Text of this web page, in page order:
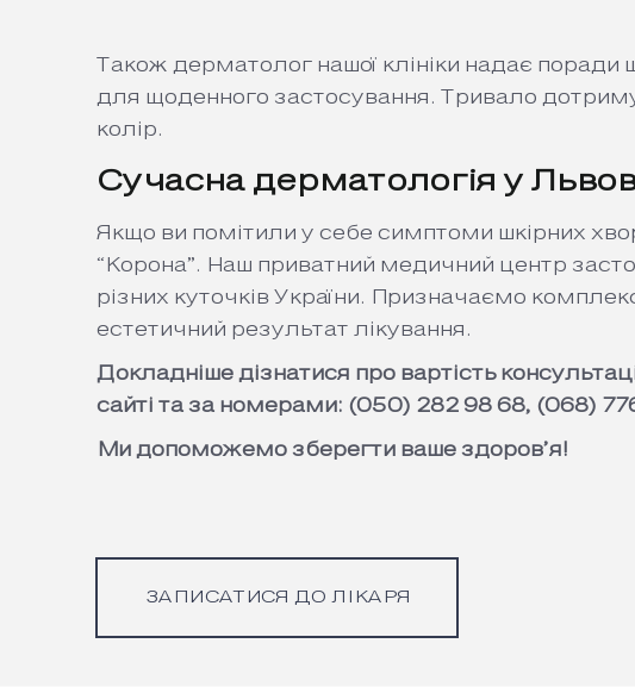
Також дерматолог нашої клініки надає поради
для щоденного застосування. Тривало
колір.
Сучасна дерматологія у Львові
Якщо ви помітили у себе симптоми шкірних
“Корона”. Наш приватний медичний центр
різних куточків України. Призначаємо
естетичний результат лікування.
Докладніше дізнатися про вартість
сайті та за номерами: (050) 282 98 68, (068)
Ми допоможемо зберегти ваше здоров’я!
ЗАПИСАТИСЯ ДО ЛІКАРЯ